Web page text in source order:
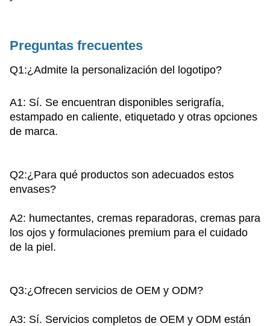
Preguntas frecuentes
Q1:¿Admite la personalización del logotipo?
A1: Sí. Se encuentran disponibles serigrafía,
estampado en caliente, etiquetado y otras opciones
de marca.
Q2:¿Para qué productos son adecuados estos
envases?
A2: humectantes, cremas reparadoras, cremas para
los ojos y formulaciones premium para el cuidado
de la piel.
Q3:¿Ofrecen servicios de OEM y ODM?
A3: Sí. Servicios completos de OEM y ODM están